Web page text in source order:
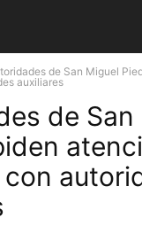
de San Miguel
auxiliares
de San